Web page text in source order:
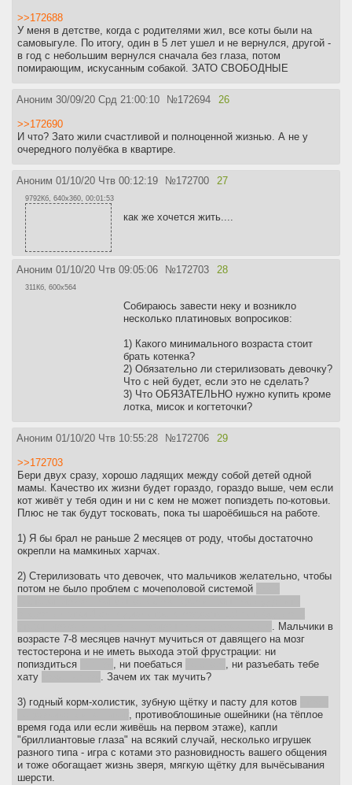
>>172688
У меня в детстве, когда с родителями жил, все коты были на
самовыгуле. По итогу, один в 5 лет ушел и не вернулся, другой -
в год с небольшим вернулся сначала без глаза, потом
помирающим, искусанным собакой. ЗАТО СВОБОДНЫЕ
Аноним 30/09/20 Срд 21:00:10 №172694 26
>>172690
И что? Зато жили счастливой и полноценной жизнью. А не у
очередного полуёбка в квартире.
Аноним 01/10/20 Чтв 00:12:19 №172700 27
9792Кб, 640x360, 00:01:53
как же хочется жить....
Аноним 01/10/20 Чтв 09:05:06 №172703 28
311Кб, 600x564
Собираюсь завести неку и возникло
несколько платиновых вопросиков:
1) Какого минимального возраста стоит
брать котенка?
2) Обязательно ли стерилизовать девочку?
Что с ней будет, если это не сделать?
3) Что ОБЯЗАТЕЛЬНО нужно купить кроме
лотка, мисок и когтеточки?
Аноним 01/10/20 Чтв 10:55:28 №172706 29
>>172703
Бери двух сразу, хорошо ладящих между собой детей одной
мамы. Качество их жизни будет гораздо, гораздо выше, чем если
кот живёт у тебя один и ни с кем не может попиздеть по-котовьи.
Плюс не так будут тосковать, пока ты шароёбишься на работе.
1) Я бы брал не раньше 2 месяцев от роду, чтобы достаточно
окрепли на мамкиных харчах.
2) Стерилизовать что девочек, что мальчиков желательно, чтобы
потом не было проблем с мочеполовой системой
. Мальчики в
возрасте 7-8 месяцев начнут мучиться от давящего на мозг
тестостерона и не иметь выхода этой фрустрации: ни
попиздиться
, ни поебаться
, ни разъебать тебе
хату
. Зачем их так мучить?
3) годный корм-холистик, зубную щётку и пасту для котов
, противоблошиные ошейники (на тёплое
время года или если живёшь на первом этаже), капли
"бриллиантовые глаза" на всякий случай, несколько игрушек
разного типа - игра с котами это разновидность вашего общения
и тоже обогащает жизнь зверя, мягкую щётку для вычёсывания
шерсти.